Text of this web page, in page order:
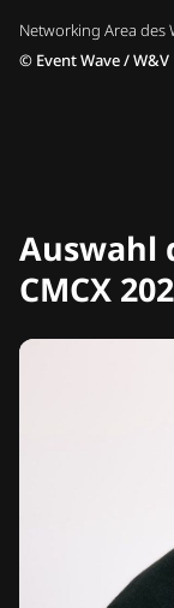
Networking Area des
© Event Wave / W&V
Auswahl
CMCX